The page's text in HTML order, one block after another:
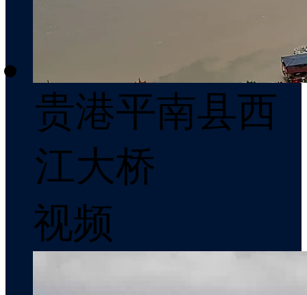
贵港平南县西
江大桥
视频